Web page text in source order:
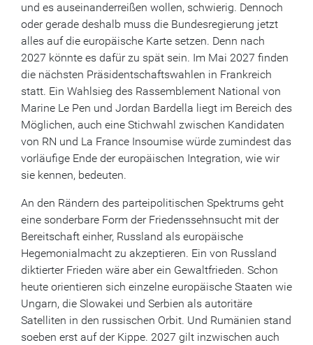
und es auseinanderreißen wollen, schwierig. Dennoch
oder gerade deshalb muss die Bundesregierung jetzt
alles auf die europäische Karte setzen. Denn nach
2027 könnte es dafür zu spät sein. Im Mai 2027 finden
die nächsten Präsidentschaftswahlen in Frankreich
statt. Ein Wahlsieg des Rassemblement National von
Marine Le Pen und Jordan Bardella liegt im Bereich des
Möglichen, auch eine Stichwahl zwischen Kandidaten
von RN und La France Insoumise würde zumindest das
vorläufige Ende der europäischen Integration, wie wir
sie kennen, bedeuten.
An den Rändern des parteipolitischen Spektrums geht
eine sonderbare Form der Friedenssehnsucht mit der
Bereitschaft einher, Russland als europäische
Hegemonialmacht zu akzeptieren. Ein von Russland
diktierter Frieden wäre aber ein Gewaltfrieden. Schon
heute orientieren sich einzelne europäische Staaten wie
Ungarn, die Slowakei und Serbien als autoritäre
Satelliten in den russischen Orbit. Und Rumänien stand
soeben erst auf der Kippe. 2027 gilt inzwischen auch